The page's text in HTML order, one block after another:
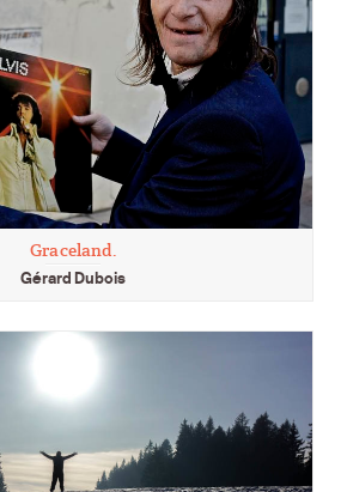
Graceland.
Gérard Dubois